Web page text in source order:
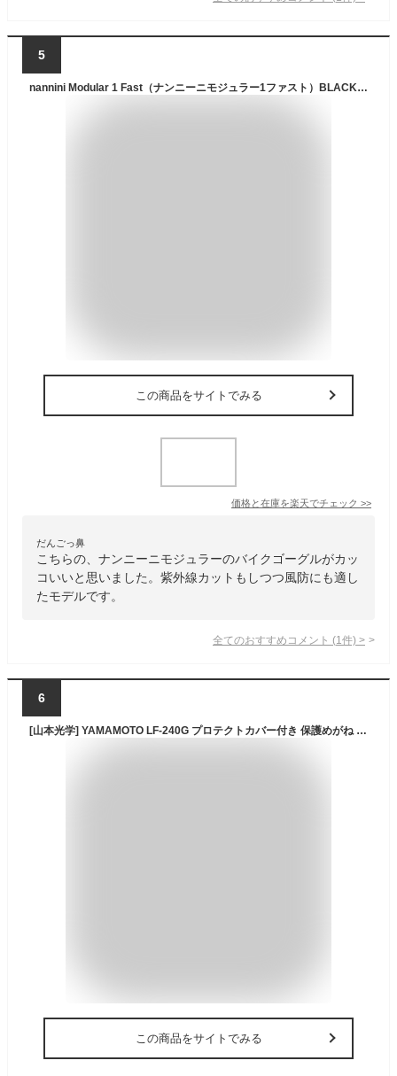
5
nannini Modular 1 Fast（ナンニーニモジュラー1ファスト）BLACK 黒smokeスモークレンズuvカット紫外線カットバイク用ゴーグルbiker shadeバイカーシェードメガネ眼鏡めがねサングラスクラシックカーオープンカースポーツメンズ男性用
この商品をサイトでみる
価格と在庫を楽天でチェック >>
だんごっ鼻
こちらの、ナンニーニモジュラーのバイクゴーグルがカッ
コいいと思いました。紫外線カットもしつつ風防にも適し
たモデルです。
全てのおすすめコメント (1 件) >
6
[山本光学] YAMAMOTO LF-240G プロテクトカバー付き 保護めがね L-FIT 双非球面レンズ クリア PET-AF(両面ハードコートくもり止め) 日本製 JIS 紫外線カット
この商品をサイトでみる